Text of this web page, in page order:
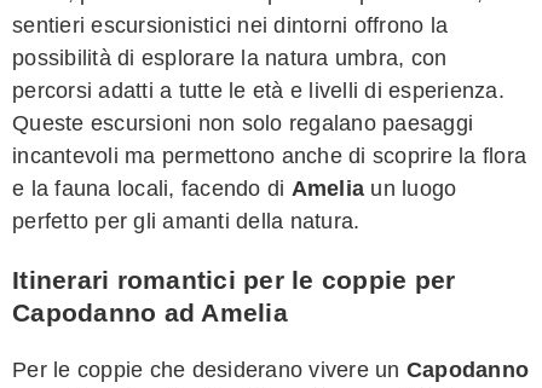
sentieri escursionistici nei dintorni offrono la
possibilità di esplorare la natura umbra, con
percorsi adatti a tutte le età e livelli di esperienza.
Queste escursioni non solo regalano paesaggi
incantevoli ma permettono anche di scoprire la flora
e la fauna locali, facendo di Amelia un luogo
perfetto per gli amanti della natura.
Itinerari romantici per le coppie per
Capodanno ad Amelia
Per le coppie che desiderano vivere un Capodanno